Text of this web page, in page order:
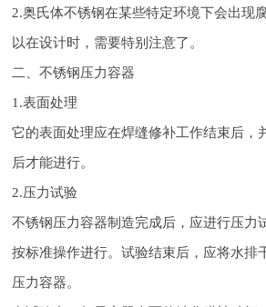
2.奥氏体不锈钢在某些特定环境下会出现
以在设计时，需要特别注意了。
二、不锈钢压力容器
1.表面处理
它的表面处理应在焊缝修补工作结束后，
后才能进行。
2.压力试验
不锈钢压力容器制造完成后，应进行压力
按标准操作进行。试验结束后，应将水排
压力容器。